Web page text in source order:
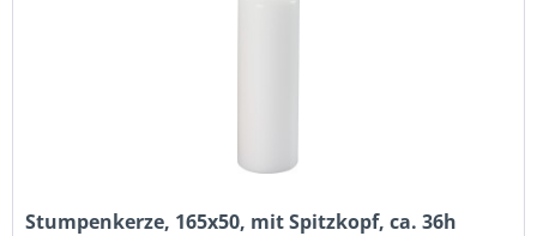
Stumpenkerze, 165x50, mit Spitzkopf, ca. 36h